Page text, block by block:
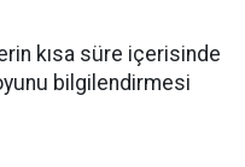
kısa süre içerisinde
bilgilendirmesi